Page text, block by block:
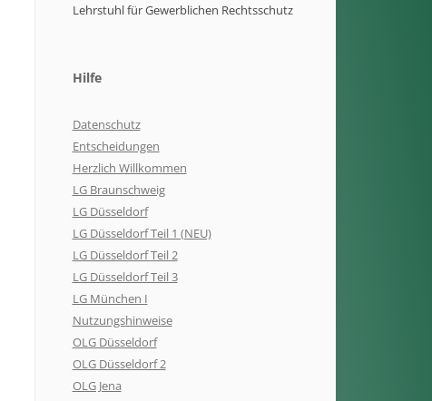
Lehrstuhl für Gewerblichen Rechtsschutz
Hilfe
Datenschutz
Entscheidungen
Herzlich Willkommen
LG Braunschweig
LG Düsseldorf
LG Düsseldorf Teil 1 (NEU)
LG Düsseldorf Teil 2
LG Düsseldorf Teil 3
LG München I
Nutzungshinweise
OLG Düsseldorf
OLG Düsseldorf 2
OLG Jena